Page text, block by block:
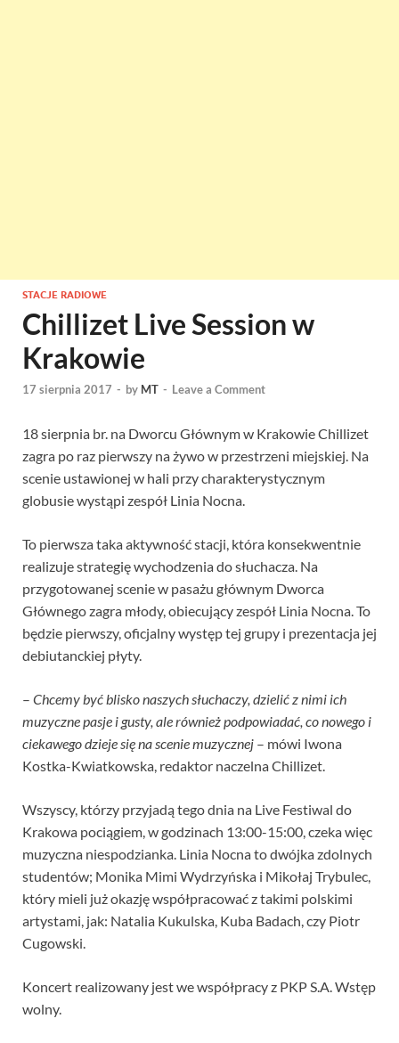
STACJE RADIOWE
Chillizet Live Session w
Krakowie
17 sierpnia 2017 - by MT - Leave a Comment
18 sierpnia br. na Dworcu Głównym w Krakowie Chillizet
zagra po raz pierwszy na żywo w przestrzeni miejskiej. Na
scenie ustawionej w hali przy charakterystycznym
globusie wystąpi zespół Linia Nocna.
To pierwsza taka aktywność stacji, która konsekwentnie
realizuje strategię wychodzenia do słuchacza. Na
przygotowanej scenie w pasażu głównym Dworca
Głównego zagra młody, obiecujący zespół Linia Nocna. To
będzie pierwszy, oficjalny występ tej grupy i prezentacja jej
debiutanckiej płyty.
– Chcemy być blisko naszych słuchaczy, dzielić z nimi ich
muzyczne pasje i gusty, ale również podpowiadać, co nowego i
ciekawego dzieje się na scenie muzycznej – mówi Iwona
Kostka-Kwiatkowska, redaktor naczelna Chillizet.
Wszyscy, którzy przyjadą tego dnia na Live Festiwal do
Krakowa pociągiem, w godzinach 13:00-15:00, czeka więc
muzyczna niespodzianka. Linia Nocna to dwójka zdolnych
studentów; Monika Mimi Wydrzyńska i Mikołaj Trybulec,
który mieli już okazję współpracować z takimi polskimi
artystami, jak: Natalia Kukulska, Kuba Badach, czy Piotr
Cugowski.
Koncert realizowany jest we współpracy z PKP S.A. Wstęp
wolny.